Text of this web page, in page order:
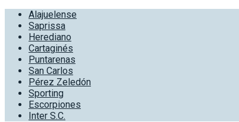
Alajuelense
Saprissa
Herediano
Cartaginés
Puntarenas
San Carlos
Pérez Zeledón
Sporting
Escorpiones
Inter S.C.